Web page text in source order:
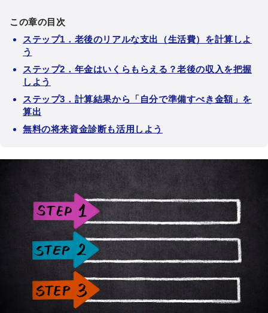
この章の目次
ステップ1．老後のリアルな支出（生活費）を計算しよ
う
ステップ2．年金はいくらもらえる？老後の収入を把握
しよう
ステップ3．計算結果から「自分で準備すべき金額」を
算出
無料の将来資金診断も活用しよう